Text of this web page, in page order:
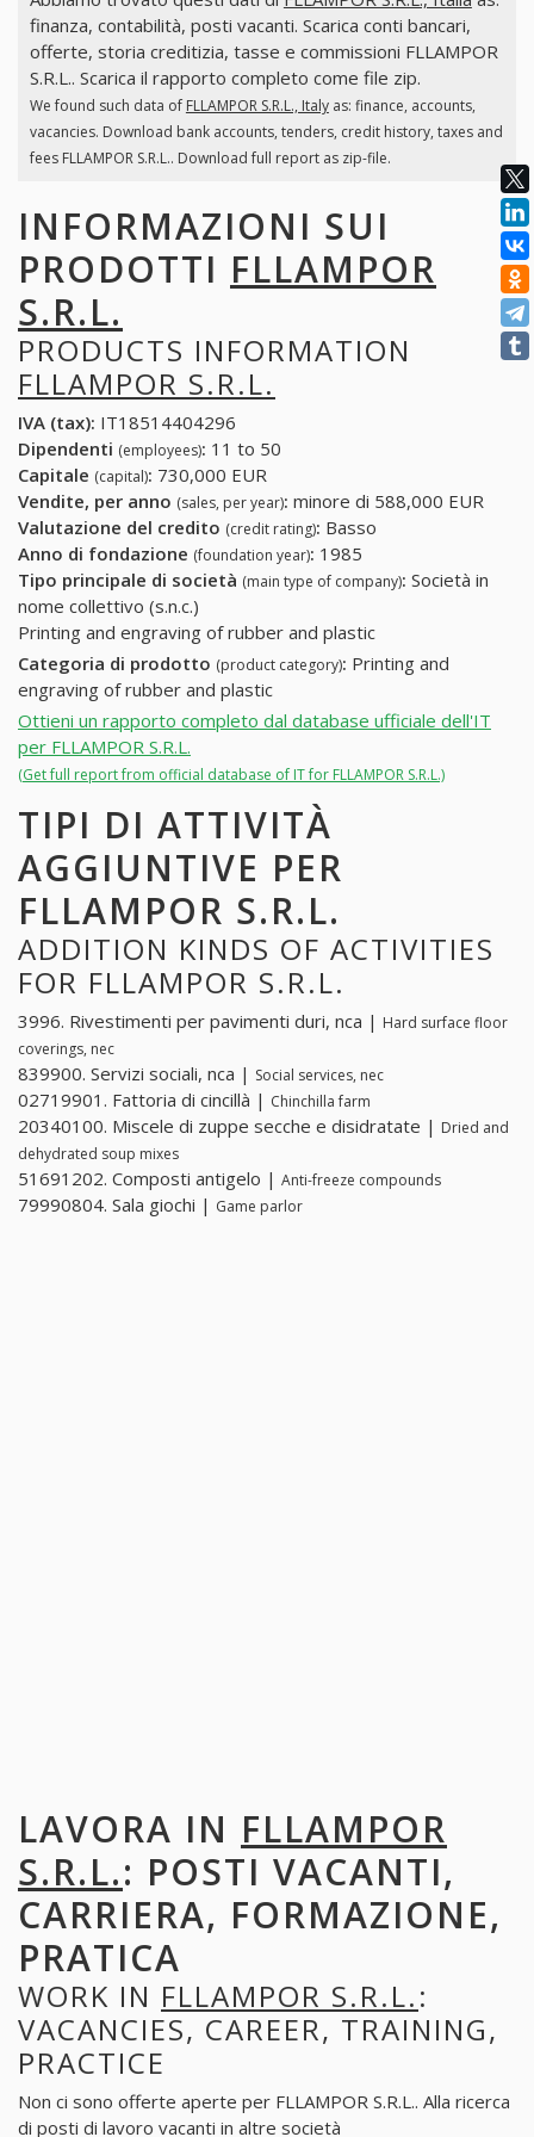
finanza, contabilità, posti vacanti. Scarica conti bancari,
offerte, storia creditizia, tasse e commissioni FLLAMPOR
S.R.L.. Scarica il rapporto completo come file zip.
We found such data of FLLAMPOR S.R.L., Italyas: finance, accounts,
vacancies. Download bank accounts, tenders, credit history, taxes and
fees FLLAMPOR S.R.L.. Download full report as zip-file.
INFORMAZIONI SUI
PRODOTTI FLLAMPOR
S.R.L.
PRODUCTS INFORMATION
FLLAMPOR S.R.L.
IVA (tax): IT18514404296
Dipendenti (employees): 11 to 50
Capitale (capital): 730,000 EUR
Vendite, per anno (sales, per year): minore di 588,000 EUR
Valutazione del credito (credit rating): Basso
Anno di fondazione (foundation year): 1985
Tipo principale di società (main type of company): Società in
nome collettivo (s.n.c.)
Printing and engraving of rubber and plastic
Categoria di prodotto (product category): Printing and
engraving of rubber and plastic
Ottieni un rapporto completo dal database ufficiale dell'IT
per FLLAMPOR S.R.L.
(Get full report from official database of IT for FLLAMPOR S.R.L.)
TIPI DI ATTIVITÀ
AGGIUNTIVE PER
FLLAMPOR S.R.L.
ADDITION KINDS OF ACTIVITIES
FOR FLLAMPOR S.R.L.
3996. Rivestimenti per pavimenti duri, nca | Hard surface floor
coverings, nec
839900. Servizi sociali, nca | Social services, nec
02719901. Fattoria di cincillà | Chinchilla farm
20340100. Miscele di zuppe secche e disidratate | Dried and
dehydrated soup mixes
51691202. Composti antigelo | Anti-freeze compounds
79990804. Sala giochi | Game parlor
LAVORA IN FLLAMPOR
S.R.L.: POSTI VACANTI,
CARRIERA, FORMAZIONE,
PRATICA
WORK IN FLLAMPOR S.R.L.:
VACANCIES, CAREER, TRAINING,
PRACTICE
Non ci sono offerte aperte per FLLAMPOR S.R.L.. Alla ricerca
di posti di lavoro vacanti in altre società